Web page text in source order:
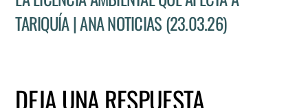
TARIQUÍA | ANA NOTICIAS (23.03.26)
DEJA UNA RESPUESTA